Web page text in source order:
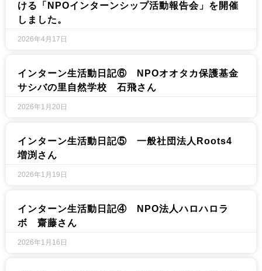
ける「NPOインターンシップ活動報告会」を開催
しました。
2026年4月17日
インターン生活動日記⑥ NPOオオタカ保護基金
サシバの里自然学校 石飛さん
2026年1月20日
インターン生活動日記⑤ 一般社団法人Roots4
増渕さん
2026年1月19日
インターン生活動日記④ NPO法人ハロハロラ
ボ 齋藤さん
2026年1月16日